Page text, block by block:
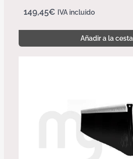
149,45€ IVA incluido
Añadir a la cesta